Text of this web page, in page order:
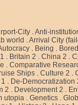
City .Anti-
world .Arrival City
. Being .
. Britain 2 .China 2 .
.Comparative
Ships .Culture 2 .
. De-Democratization
2 . Development 2 .
utopia .Genetics .